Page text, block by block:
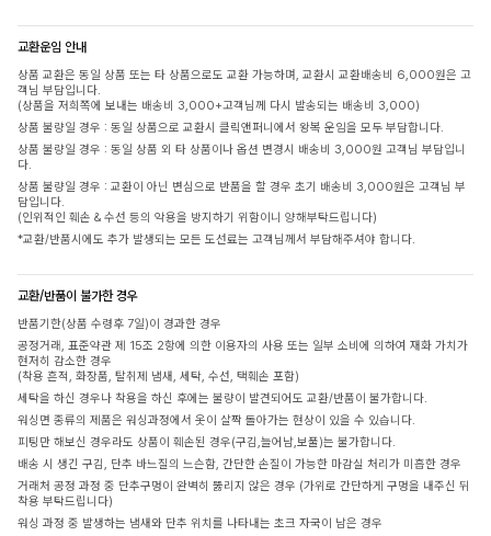
교환운임 안내
상품 교환은 동일 상품 또는 타 상품으로도 교환 가능하며, 교환시 교환배송비 6,000원은 고
객님 부담입니다.
(상품을 저희쪽에 보내는 배송비 3,000+고객님께 다시 발송되는 배송비 3,000)
상품 불량일 경우 : 동일 상품으로 교환시 클릭앤퍼니에서 왕복 운임을 모두 부담합니다.
상품 불량일 경우 : 동일 상품 외 타 상품이나 옵션 변경시 배송비 3,000원 고객님 부담입니
다.
상품 불량일 경우 : 교환이 아닌 변심으로 반품을 할 경우 초기 배송비 3,000원은 고객님 부
담입니다.
(인위적인 훼손 & 수선 등의 악용을 방지하기 위함이니 양해부탁드립니다)
*교환/반품시에도 추가 발생되는 모든 도선료는 고객님께서 부담해주셔야 합니다.
교환/반품이 불가한 경우
반품기한(상품 수령후 7일)이 경과한 경우
공정거래, 표준약관 제 15조 2항에 의한 이용자의 사용 또는 일부 소비에 의하여 재화 가치가
현저히 감소한 경우
(착용 흔적, 화장품, 탈취제 냄새, 세탁, 수선, 택훼손 포함)
세탁을 하신 경우나 착용을 하신 후에는 불량이 발견되어도 교환/반품이 불가합니다.
워싱면 종류의 제품은 워싱과정에서 옷이 살짝 돌아가는 현상이 있을 수 있습니다.
피팅만 해보신 경우라도 상품이 훼손된 경우(구김,늘어남,보풀)는 불가합니다.
배송 시 생긴 구김, 단추 바느질의 느슨함, 간단한 손질이 가능한 마감실 처리가 미흡한 경우
거래처 공정 과정 중 단추구멍이 완벽히 뚫리지 않은 경우 (가위로 간단하게 구멍을 내주신 뒤
착용 부탁드립니다)
워싱 과정 중 발생하는 냄새와 단추 위치를 나타내는 초크 자국이 남은 경우